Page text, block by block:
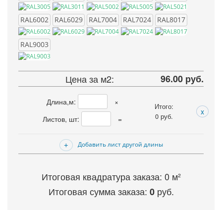
RAL6002 RAL6029 RAL7004 RAL7024 RAL8017
RAL9003
Цена за м2: 96.00 руб.
Длина,м:
×
Листов, шт:
=
Итого:
0руб. x
Добавить лист другой длины
Итоговая квадратура заказа: 0 м²
Итоговая сумма заказа: 0руб.